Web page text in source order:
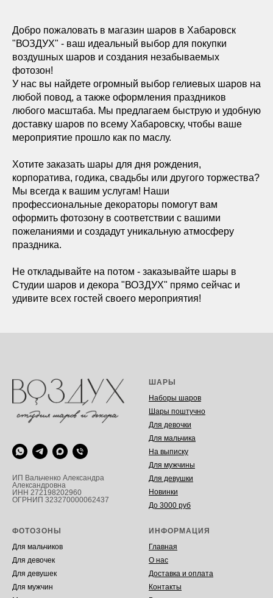
Добро пожаловать в магазин шаров в Хабаровск
"ВОЗДУХ" - ваш идеальный выбор для покупки
воздушных шаров и создания незабываемых
фотозон!
У нас вы найдете огромный выбор гелиевых шаров на
любой повод, а также оформления праздников
любого масштаба. Мы предлагаем быструю и удобную
доставку шаров по всему Хабаровску, чтобы ваше
мероприятие прошло как по маслу.
Хотите заказать шары для дня рождения,
корпоратива, годика, свадьбы или другого торжества?
Мы всегда к вашим услугам! Наши
профессиональные декораторы помогут вам
оформить фотозону в соответствии с вашими
пожеланиями и создадут уникальную атмосферу
праздника.
Не откладывайте на потом - заказывайте шары в
Студии шаров и декора "ВОЗДУХ" прямо сейчас и
удивите всех гостей своего мероприятия!
ИП Вальченко Александра
Александровна
ИНН 272198202960
ОГРНИП 323270000062437
ШАРЫ
Наборы шаров
Шары поштучно
Для девочки
Для мальчика
На выписку
Для мужчины
Для девушки
Новинки
До 3000 руб
ФОТОЗОНЫ
Для мальчиков
Для девочек
Для девушек
Для мужчин
ИНФОРМАЦИЯ
Главная
О нас
Доставка и оплата
Контакты